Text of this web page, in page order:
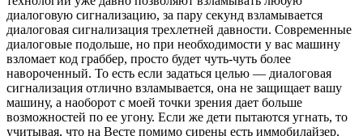
диалоговую сигнализацию, за пару секунд взламывается
диалоговая сигнализация трехлетней давности. Современные
диалоговые подольше, но при необходимости у вас машину
взломает код граббер, просто будет чуть-чуть более
навороченный. То есть если задаться целью — диалоговая
сигнализация отлично взламывается, она не защищает вашу
машину, а наоборот с моей точки зрения дает больше
возможностей по ее угону. Если же дети пытаются угнать, то
учитывая, что на Весте помимо сирены есть иммобилайзер,